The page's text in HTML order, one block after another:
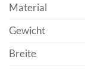
Material
Gewicht
Breite